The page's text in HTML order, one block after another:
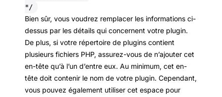
*/
Bien sûr, vous voudrez remplacer les informations ci-
dessus par les détails qui concernent votre plugin.
De plus, si votre répertoire de plugins contient
plusieurs fichiers PHP, assurez-vous de n’ajouter cet
en-tête qu’à l’un d’entre eux. Au minimum, cet en-
tête doit contenir le nom de votre plugin. Cependant,
vous pouvez également utiliser cet espace pour